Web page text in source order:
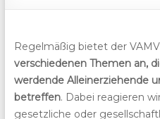
Regelmäßig bietet der VAMV
verschiedenen Themen an,
werdende Alleinerziehende
betreffen. Dabei reagieren
gesetzliche oder